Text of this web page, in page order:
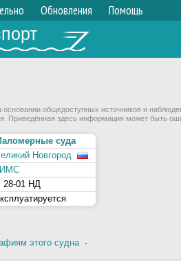
Обновления Помощь
общедоступных источников и
Приведённая здесь информация может быть
суда
Новгород
28-01 НД
этого судна·